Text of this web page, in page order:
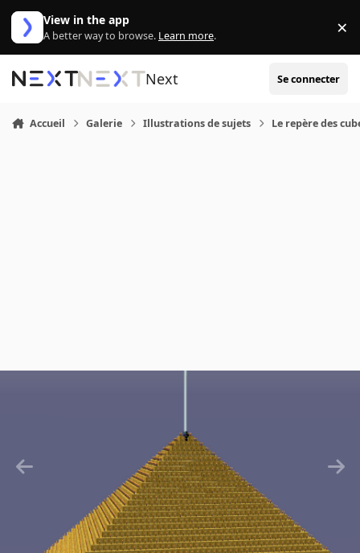
Aller au contenu
View in the app
A better way to browse. Learn more. ×
Next Se connecter
Accueil Galerie Illustrations de sujets Le repère des